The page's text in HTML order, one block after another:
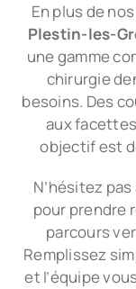
En plus de
Plestin-les-
une gamme
chirurgie
besoins. Des
aux
objectif est
N’hésitez
pour prendre
parcours
Remplissez
et l’équipe